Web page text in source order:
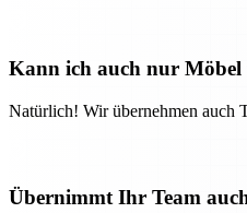
Kann ich auch nur Möbel
Natürlich! Wir übernehmen auch
Übernimmt Ihr Team